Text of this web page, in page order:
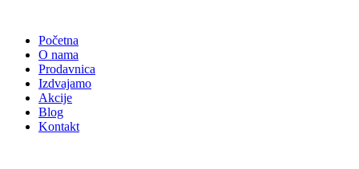
sadržajPočetna
O nama
Prodavnica
Izdvajamo
Akcije
Blog
Kontakt